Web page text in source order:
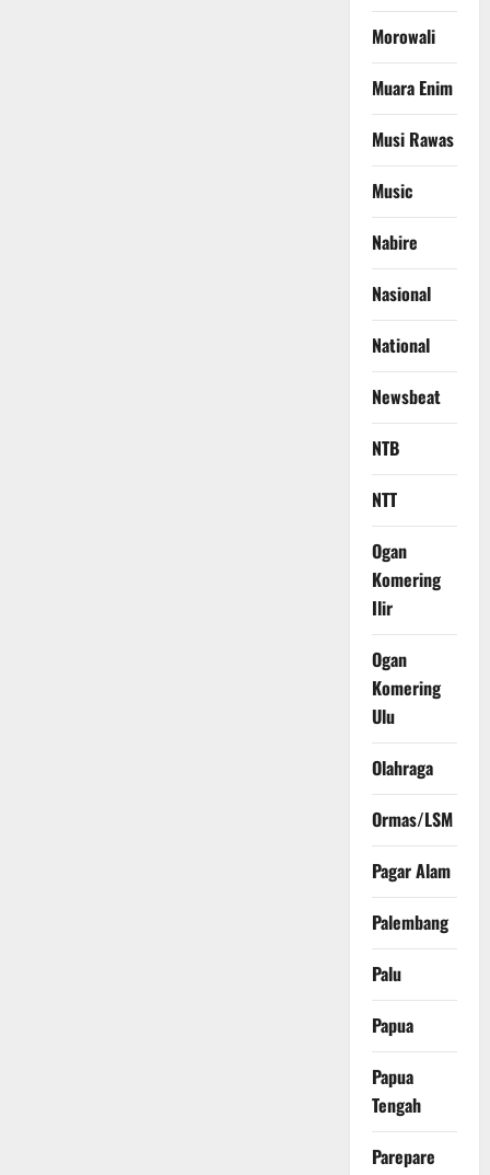
Morowali
Muara Enim
Musi Rawas
Music
Nabire
Nasional
National
Newsbeat
NTB
NTT
Ogan
Komering
Ilir
Ogan
Komering
Ulu
Olahraga
Ormas/LSM
Pagar Alam
Palembang
Palu
Papua
Papua
Tengah
Parepare